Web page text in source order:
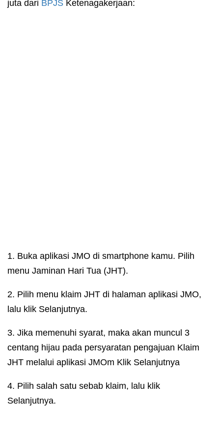
juta dari BPJS Ketenagakerjaan:
1. Buka aplikasi JMO di smartphone kamu. Pilih
menu Jaminan Hari Tua (JHT).
2. Pilih menu klaim JHT di halaman aplikasi JMO,
lalu klik Selanjutnya.
3. Jika memenuhi syarat, maka akan muncul 3
centang hijau pada persyaratan pengajuan Klaim
JHT melalui aplikasi JMOm Klik Selanjutnya
4. Pilih salah satu sebab klaim, lalu klik
Selanjutnya.